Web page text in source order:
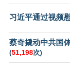
习近平通过视频
蔡奇撬动中共国
(51,198次)